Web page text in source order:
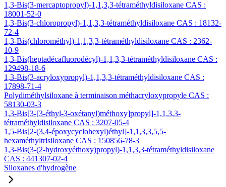
1,3-Bis(3-mercaptopropyl)-1,1,3,3-tétraméthyldisiloxane CAS :
18001-52-0
1,3-Bis(3-chloropropyl)-1,1,3,3-tétraméthyldisiloxane CAS : 18132-
72-4
1,3-Bis(chlorométhyl)-1,1,3,3-tétraméthyldisiloxane CAS : 2362-
10-9
1,3-Bis(heptadécafluorodécyl)-1,1,3,3-tétraméthyldisiloxane CAS :
129498-18-6
1,3-Bis(3-acryloxypropyl)-1,1,3,3-tétraméthyldisiloxane CAS :
17898-71-4
Polydiméthylsiloxane à terminaison méthacryloxypropyle CAS :
58130-03-3
1,3-Bis[3-[3-éthyl-3-oxétanyl)méthoxy]propyl]-1,1,3,3-
tétraméthyldisiloxane CAS : 3207-05-4
1,5-Bis[2-(3,4-époxycyclohexyl)éthyl]-1,1,3,3,5,5-
hexaméthyltrisiloxane CAS : 150856-78-3
1,3-Bis(3-(2-hydroxyéthoxy)propyl)-1,1,3,3-tétraméthyldisiloxane
CAS : 441307-02-4
Siloxanes d'hydrogène